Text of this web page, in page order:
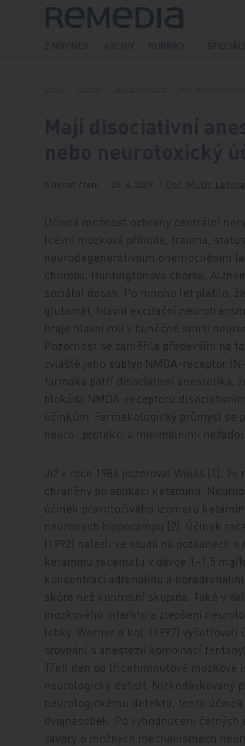
Přeskočit na obsah
5 minut čtení 20. 4. 2009 Doc. MUDr.
Účinná možnost ochrany centrální
(cévní mozková příhoda, trauma,
neurodegenerativním onemocněním
choroba, Huntingtonova chorea,
sociální dosah. Po mnoho let platilo,
glutamát, hlavní excitační
hraje hlavní roli v buněčné smrti
Pozornost se zaměřila především na
zvláště jeho subtyp NMDA-receptor
farmaka patří disociativní anestetika,
blokáda NMDA-receptoru
účinkům. Farmakologický průmysl se
neuro- protekcí a minimálními
Již v roce 1986 pozoroval Weiss [1],
chráněny po aplikaci ketaminu.
účinek pravotočivého izomeru
neuronech hippocampu [2]. Účinek
(1992) nalezli ve studii na potkanech
ketaminu racemátu v dávce 1–1,5
koncentrací adrenalinu a
skóre než kontrolní skupina. Také v
mozkového infarktu a zlepšení
lebky. Werner a kol. (1997)
srovnání s anestezií kombinací
Třetí den po třicetiminutové mozkové
neurologický deficit. Nízkodávkovaný
neurologickému defektu, tento
dvojnásobek. Po vyhodnocení
závěry o možných mechanismech